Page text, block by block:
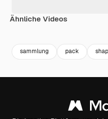
Ähnliche Videos
sammlung pack